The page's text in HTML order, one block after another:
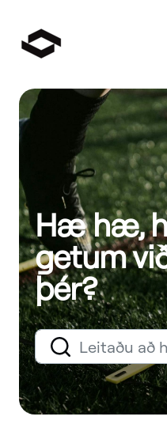
Hæ hæ,
getum
þér?